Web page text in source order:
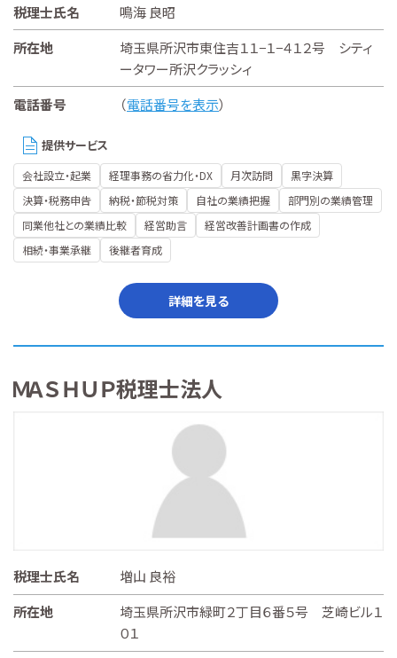
税理士氏名
鳴海 良昭
所在地
埼玉県所沢市東住吉１１−１−４１２号 シティ
ータワー所沢クラッシィ
電話番号
（電話番号を表示）
提供サービス
会社設立・起業 経理事務の省力化・DX 月次訪問
黒字決算
決算・税務申告
納税・節税対策 自社の業績把握
部門別の業績管理
同業他社との業績比較
経営助言
経営改善計画書の作成
相続・事業承継
後継者育成
詳細を見る
ＭＡＳＨＵＰ税理士法人
税理士氏名
増山 良裕
所在地
埼玉県所沢市緑町２丁目６番５号 芝崎ビル１
０１